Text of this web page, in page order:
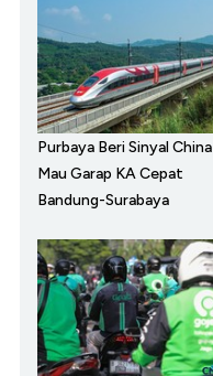
Purbaya Beri Sinyal China
Mau Garap KA Cepat
Bandung-Surabaya